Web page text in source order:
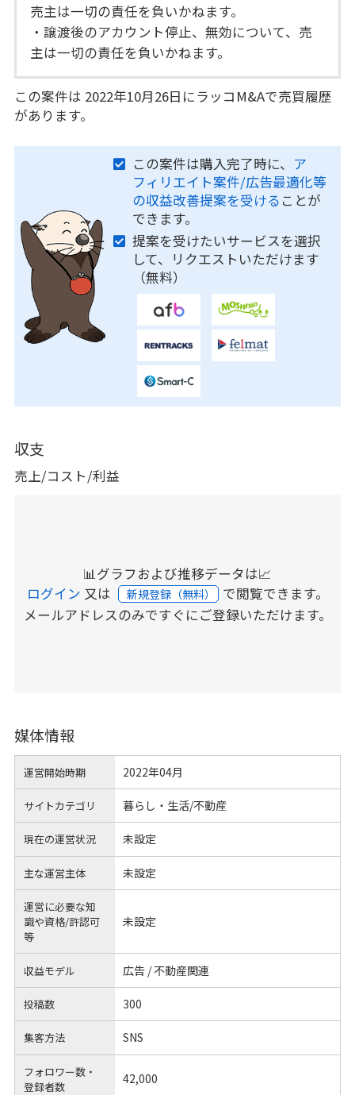
売主は一切の責任を負いかねます。
・譲渡後のアカウント停止、無効について、売
主は一切の責任を負いかねます。
この案件は 2022年10月26日にラッコM&Aで売買履歴
があります。
この案件は購入完了時に、 ア
フィリエイト案件/広告最適化等
の収益改善提案を受ける ことが
できます。
提案を受けたいサービスを選択
して、リクエストいただけます
（無料）
収支
売上/コスト/利益
📊グラフおよび推移データは📈
ログイン 又は 新規登録（無料） で閲覧できます。
メールアドレスのみですぐにご登録いただけます。
媒体情報
運営開始時期 2022年04月
サイトカテゴリ 暮らし・生活/不動産
現在の運営状況 未設定
主な運営主体 未設定
運営に必要な知
識や資格/許認可
等
未設定
収益モデル 広告 / 不動産関連
投稿数 300
集客方法 SNS
フォロワー数・
登録者数
42,000